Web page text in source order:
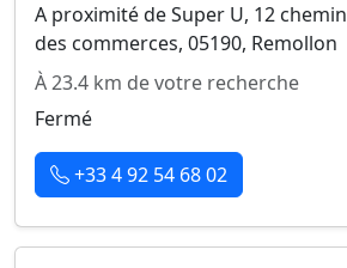
A proximité de Super U, 12 chemin
des commerces, 05190, Remollon
À 23.4 km de votre recherche
Fermé
+33 4 92 54 68 02